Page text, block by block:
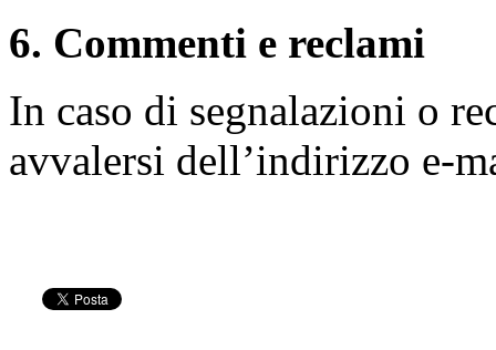
6. Commenti e reclami
In caso di segnalazioni o
avvalersi dell’indirizzo e-